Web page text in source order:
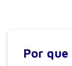
Por que